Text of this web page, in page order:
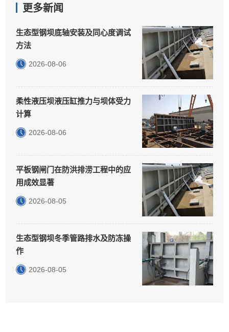
更多新闻
生态型钢坝底轴安装及同心度调试
方法
2026-08-06
柔性液压坝液压缸推力与坝体受力
计算
2026-08-06
平板钢闸门在防洪排涝工程中的应
用成效显著
2026-08-05
生态型钢坝冬季管路排水及防冻操
作
2026-08-05